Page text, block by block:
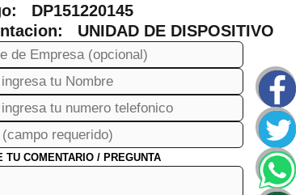
DP151220145
UNIDAD DE DISPOSITIVO
TU COMENTARIO / PREGUNTA